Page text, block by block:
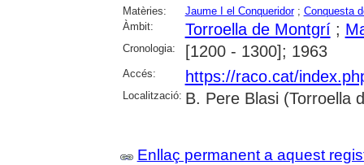
Matèries: Jaume I el Conqueridor; Conquesta
Àmbit:
Torroella de Montgrí;
Cronologia: [1200 - 1300]; 1963
Accés: https://raco.cat/
Localització: B. Pere Blasi (Torroella
Enllaç permanent a aquest